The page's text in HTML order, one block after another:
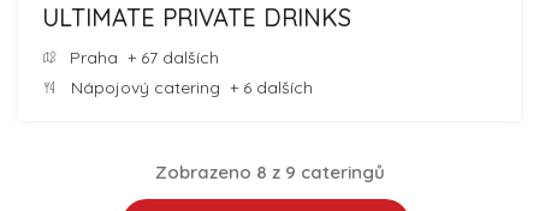
ULTIMATE PRIVATE DRINKS
Praha + 67 dalších
Nápojový catering + 6 dalších
Zobrazeno 8 z 9 cateringů